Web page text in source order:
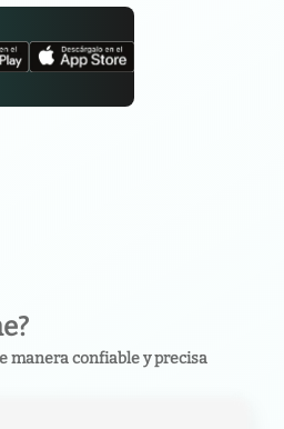
manera confiable y precisa